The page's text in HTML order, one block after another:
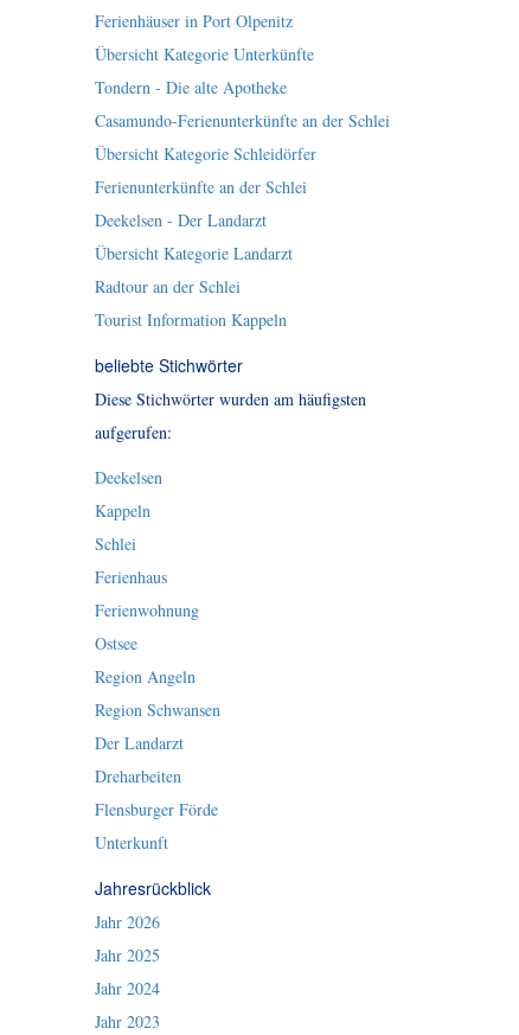
Ferienhäuser in Port Olpenitz
Übersicht Kategorie Unterkünfte
Tondern - Die alte Apotheke
Casamundo-Ferienunterkünfte an der Schlei
Übersicht Kategorie Schleidörfer
Ferienunterkünfte an der Schlei
Deekelsen - Der Landarzt
Übersicht Kategorie Landarzt
Radtour an der Schlei
Tourist Information Kappeln
beliebte Stichwörter
Diese Stichwörter wurden am häufigsten
aufgerufen:
Deekelsen
Kappeln
Schlei
Ferienhaus
Ferienwohnung
Ostsee
Region Angeln
Region Schwansen
Der Landarzt
Dreharbeiten
Flensburger Förde
Unterkunft
Jahresrückblick
Jahr 2026
Jahr 2025
Jahr 2024
Jahr 2023